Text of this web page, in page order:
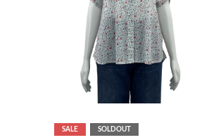
SALE SOLDOUT